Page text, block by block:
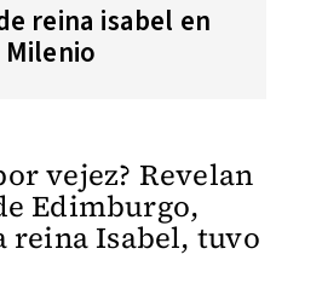
reina isabel en
Milenio
vejez? Revelan
Edimburgo,
reina Isabel, tuvo